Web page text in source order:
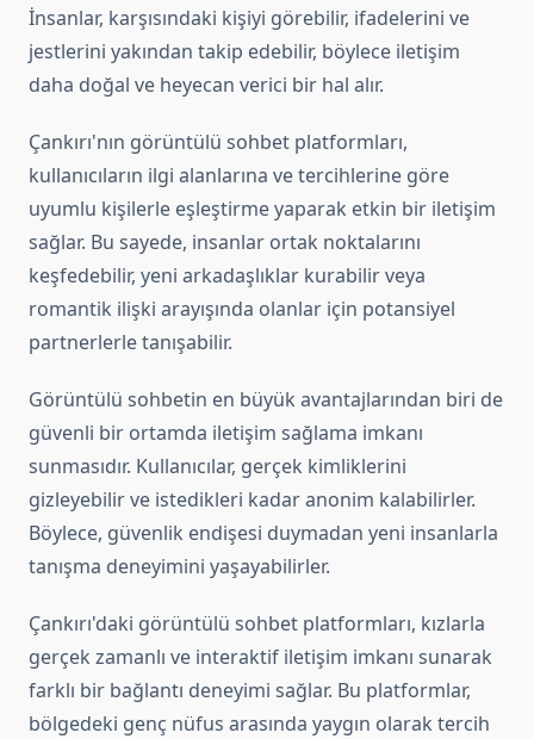
İnsanlar, karşısındaki kişiyi görebilir, ifadelerini ve
jestlerini yakından takip edebilir, böylece iletişim
daha doğal ve heyecan verici bir hal alır.
Çankırı'nın görüntülü sohbet platformları,
kullanıcıların ilgi alanlarına ve tercihlerine göre
uyumlu kişilerle eşleştirme yaparak etkin bir iletişim
sağlar. Bu sayede, insanlar ortak noktalarını
keşfedebilir, yeni arkadaşlıklar kurabilir veya
romantik ilişki arayışında olanlar için potansiyel
partnerlerle tanışabilir.
Görüntülü sohbetin en büyük avantajlarından biri de
güvenli bir ortamda iletişim sağlama imkanı
sunmasıdır. Kullanıcılar, gerçek kimliklerini
gizleyebilir ve istedikleri kadar anonim kalabilirler.
Böylece, güvenlik endişesi duymadan yeni insanlarla
tanışma deneyimini yaşayabilirler.
Çankırı'daki görüntülü sohbet platformları, kızlarla
gerçek zamanlı ve interaktif iletişim imkanı sunarak
farklı bir bağlantı deneyimi sağlar. Bu platformlar,
bölgedeki genç nüfus arasında yaygın olarak tercih